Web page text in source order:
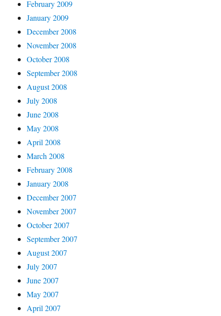
February 2009
January 2009
December 2008
November 2008
October 2008
September 2008
August 2008
July 2008
June 2008
May 2008
April 2008
March 2008
February 2008
January 2008
December 2007
November 2007
October 2007
September 2007
August 2007
July 2007
June 2007
May 2007
April 2007